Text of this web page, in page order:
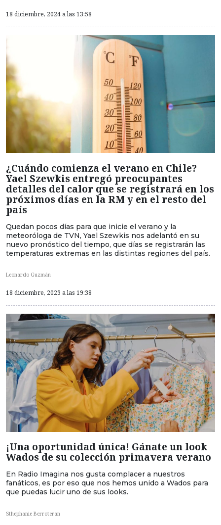
18 diciembre, 2024 a las 13:58
¿Cuándo comienza el verano en Chile?
Yael Szewkis entregó preocupantes
detalles del calor que se registrará en los
próximos días en la RM y en el resto del
país
Quedan pocos días para que inicie el verano y la
meteoróloga de TVN, Yael Szewkis nos adelantó en su
nuevo pronóstico del tiempo, que días se registrarán las
temperaturas extremas en las distintas regiones del país.
Leonardo Guzmán
18 diciembre, 2023 a las 19:38
¡Una oportunidad única! Gánate un look
Wados de su colección primavera verano
En Radio Imagina nos gusta complacer a nuestros
fanáticos, es por eso que nos hemos unido a Wados para
que puedas lucir uno de sus looks.
Sthephanie Berroteran